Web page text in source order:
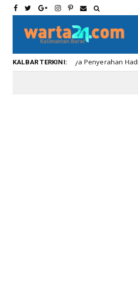
KALBAR TERKINI:
Meriahnya Penyerahan Hadiah